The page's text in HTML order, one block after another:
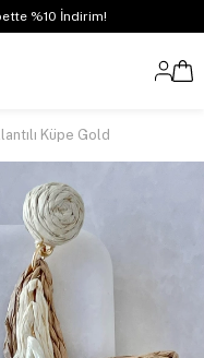
%10 İndirim!
Küpe Gold